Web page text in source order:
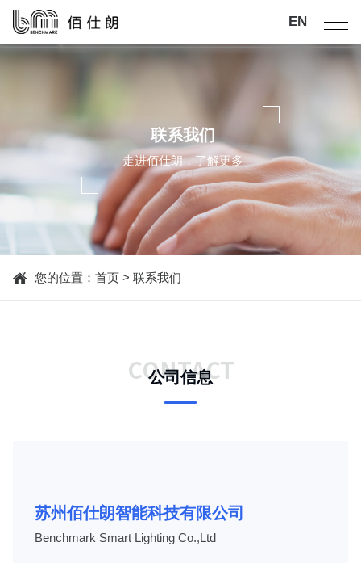
EN
联系我们
走进佰仕朗，了解更多
您的位置： 首页> 联系我们
CONTACT
公司信息
苏州佰仕朗智能科技有限公司
Benchmark Smart Lighting Co.,Ltd